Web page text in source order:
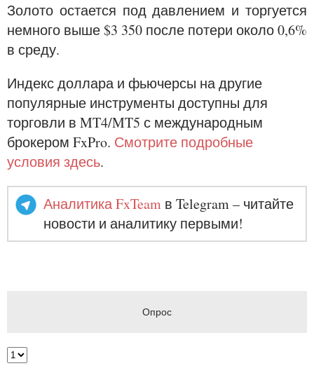
Золото остается под давлением и торгуется
немного выше $3 350 после потери около 0,6%
в среду.
Индекс доллара и фьючерсы на другие
популярные инструменты доступны для
торговли в MT4/MT5 с международным
брокером FxPro. Смотрите подробные
условия здесь.
Аналитика FxTeam в Telegram – читайте
новости и аналитику первыми!
Опрос